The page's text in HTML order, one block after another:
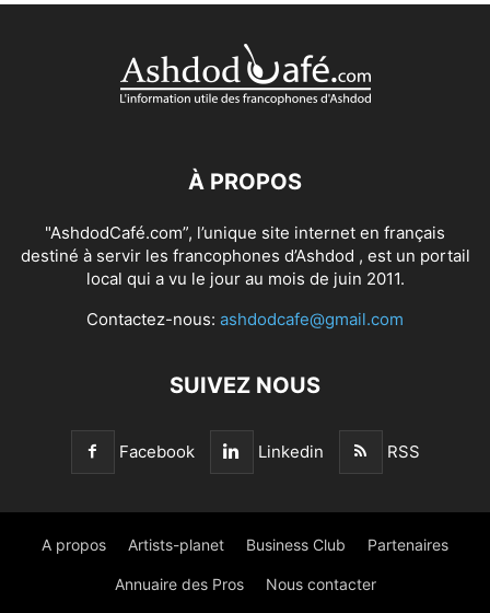
À PROPOS
"AshdodCafé.com”, l’unique site internet en français
destiné à servir les francophones d’Ashdod , est un portail
local qui a vu le jour au mois de juin 2011.
Contactez-nous: ashdodcafe@gmail.com
SUIVEZ NOUS
Facebook Linkedin RSS
A propos Artists-planet Business Club Partenaires
Annuaire des Pros Nous contacter